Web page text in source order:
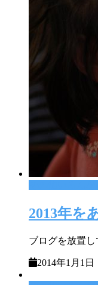
2013年を
ブログを放置
2014年1月1日